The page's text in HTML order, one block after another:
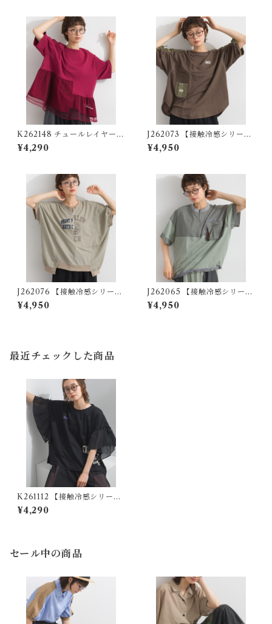
K262148 チュールレイヤード
異素材切替プルオーバー / Tul
le-Layered Mixed-Fabric
¥4,290
J262073 【接触冷感シリー
ズ】異素材切替 袖シャーリン
グプルオーバー / Cool-Touc
¥4,950
J262076 【接触冷感シリー
ズ】リメイク風ドルマンハー
フZIPプリントプルオーバー /
¥4,950
J262065 【接触冷感シリー
ズ】異素材切替リメイク風プ
ルオーバー / Cool-Touch Mi
¥4,950
最近チェックした商品
K261112 【接触冷感シリー
ズ】 カノコ切替袖フリルプル
オーバー / Cool Touch Piqu
¥4,290
セール中の商品